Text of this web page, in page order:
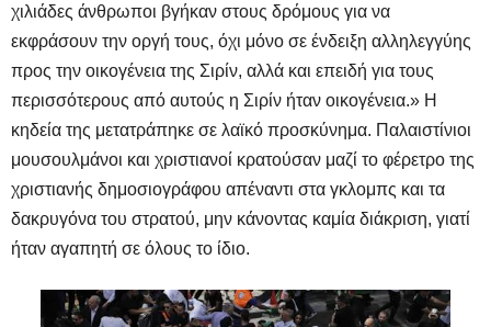
χιλιάδες άνθρωποι βγήκαν στους δρόμους για να
εκφράσουν την οργή τους, όχι μόνο σε ένδειξη αλληλεγγύης
προς την οικογένεια της Σιρίν, αλλά και επειδή για τους
περισσότερους από αυτούς η Σιρίν ήταν οικογένεια.» Η
κηδεία της μετατράπηκε σε λαϊκό προσκύνημα. Παλαιστίνιοι
μουσουλμάνοι και χριστιανοί κρατούσαν μαζί το φέρετρο της
χριστιανής δημοσιογράφου απέναντι στα γκλομπς και τα
δακρυγόνα του στρατού, μην κάνοντας καμία διάκριση, γιατί
ήταν αγαπητή σε όλους το ίδιο.